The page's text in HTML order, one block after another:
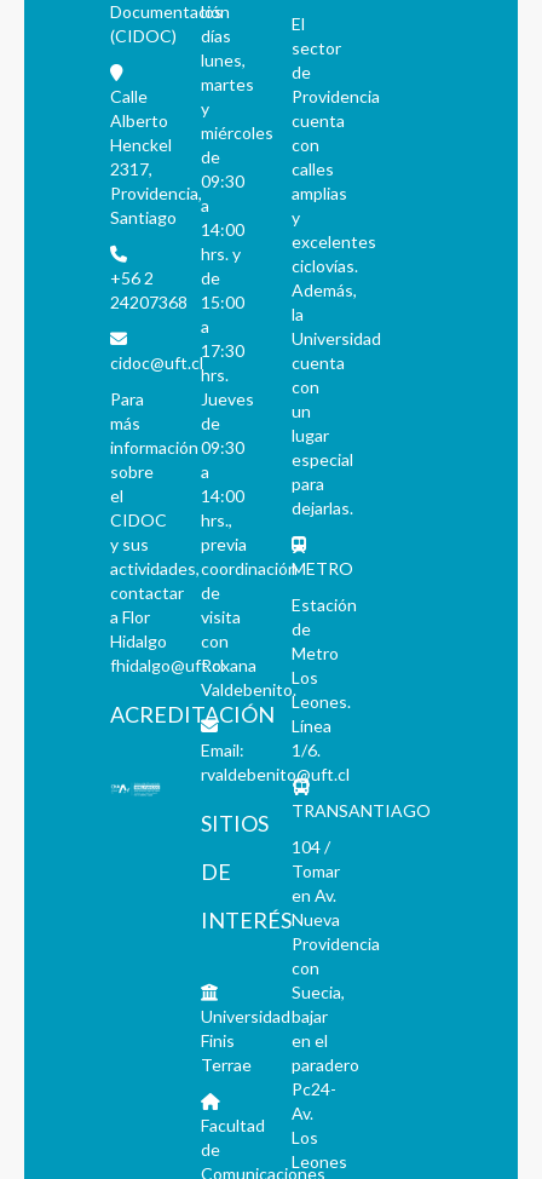
Documentación
(CIDOC)
Calle
Alberto
Henckel
2317,
Providencia,
Santiago
+56 2
24207368
cidoc@uft.cl
Para
más
información
sobre
el
CIDOC
y sus
actividades,
contactar
a Flor
Hidalgo
fhidalgo@uft.cl
ACREDITACIÓN
los
días
lunes,
martes
y
miércoles
de
09:30
a
14:00
hrs. y
de
15:00
a
17:30
hrs.
Jueves
de
09:30
a
14:00
hrs.,
previa
coordinación
de
visita
con
Roxana
Valdebenito.
Email:
rvaldebenito@uft.cl
SITIOS
DE
INTERÉS
Universidad
Finis
Terrae
Facultad
de
Comunicaciones
El
sector
de
Providencia
cuenta
con
calles
amplias
y
excelentes
ciclovías.
Además,
la
Universidad
cuenta
con
un
lugar
especial
para
dejarlas.
METRO
Estación
de
Metro
Los
Leones.
Línea
1/6.
TRANSANTIAGO
104 /
Tomar
en Av.
Nueva
Providencia
con
Suecia,
bajar
en el
paradero
Pc24-
Av.
Los
Leones